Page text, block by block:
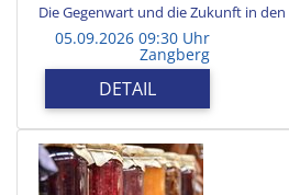
Die Gegenwart und die Zukunft in
05.09.2026 09:30 Uhr
Zangberg
DETAIL